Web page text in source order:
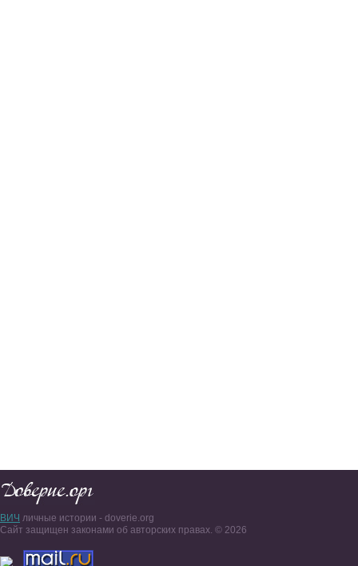
ВИЧ личные истории - doverie.org
Сайт защищен законами об авторских правах. © 2026